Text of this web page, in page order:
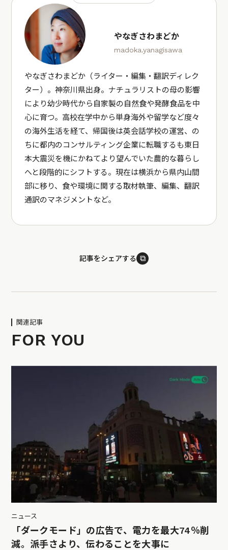
やなぎさわまどか
madoka.yanagisawa
やなぎさわまどか（ライター・編集・翻訳ディレク
ター）。神奈川県出身。ナチュラリストの母の影響
により幼少時代から自家製の自然食や発酵食品を中
心に育つ。高校在学中から単身海外や留学など度々
の海外生活を経て、帰国後は英会話学校の運営、の
ちに都内のコンサルティング企業に転職するも東日
本大震災を機にかねてより望んでいた農的な暮らし
へと段階的にシフトする。現在は横浜から県内山間
部に移り、食や環境に関する取材執筆、編集、翻訳
通訳のマネジメントなど。
記事をシェアする ⧉
関連記事
FOR YOU
ニュース
「ダークモード」の広告で、電力を最大74％削
減。派手さより、伝わることを大事に